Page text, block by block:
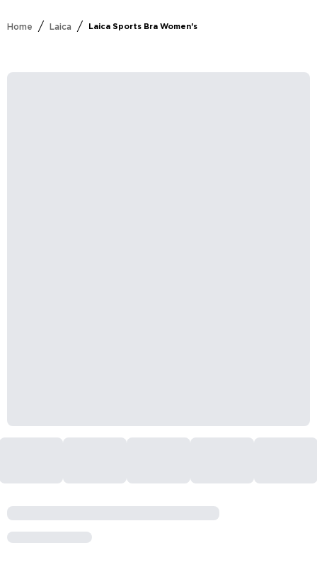
Home / Laica / Laica Sports Bra Women's